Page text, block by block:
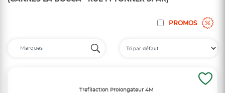
PROMOS
Trefilaction Prolongateur 4M